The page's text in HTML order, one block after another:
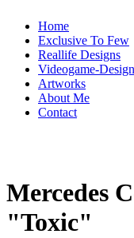
Home
Exclusive To Few
Reallife Designs
Videogame-
Artworks
About Me
Contact
Mercedes
"Toxic"